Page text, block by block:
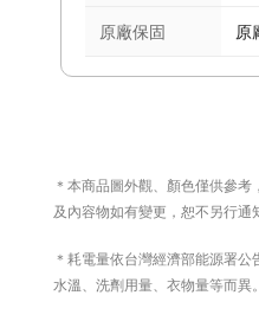
原廠保固 原
＊本商品圖外觀、顏色僅供參
及內容物如有變更，恕不另行通
＊耗電量依台灣經濟部能源署公
水溫、洗劑用量、衣物量等而異。